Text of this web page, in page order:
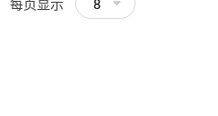
每页显示 8